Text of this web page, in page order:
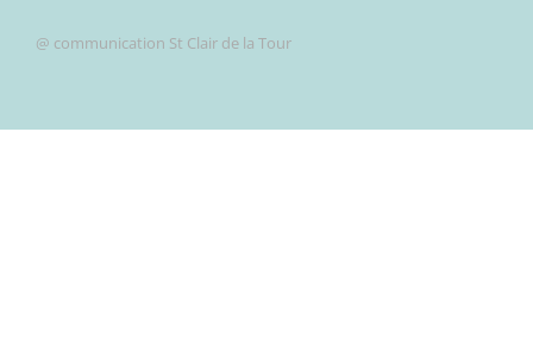
@ communication St Clair de la Tour